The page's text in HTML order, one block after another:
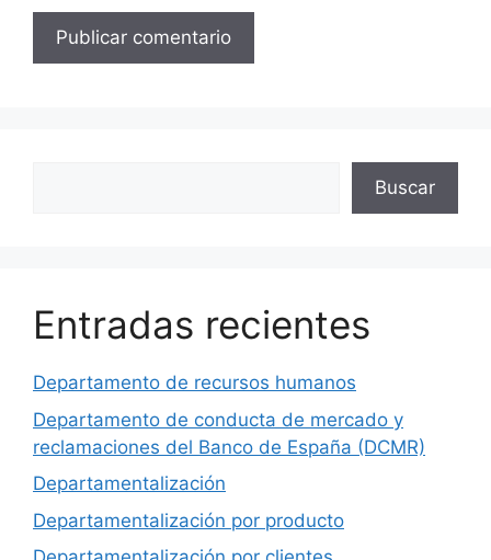
Buscar
Entradas recientes
Departamento de recursos humanos
Departamento de conducta de mercado y
reclamaciones del Banco de España (DCMR)
Departamentalización
Departamentalización por producto